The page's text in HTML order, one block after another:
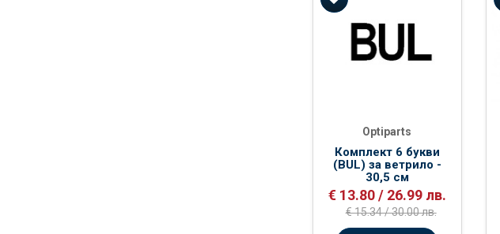
Optiparts
Комплект 6 букви
(BUL) за ветрило -
30,5 см
€ 13.80 / 26.99 лв.
€ 15.34 / 30.00 лв.